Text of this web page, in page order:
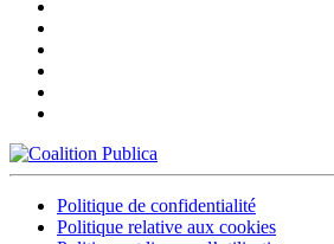
Politique de confidentialité
Politique relative aux cookies